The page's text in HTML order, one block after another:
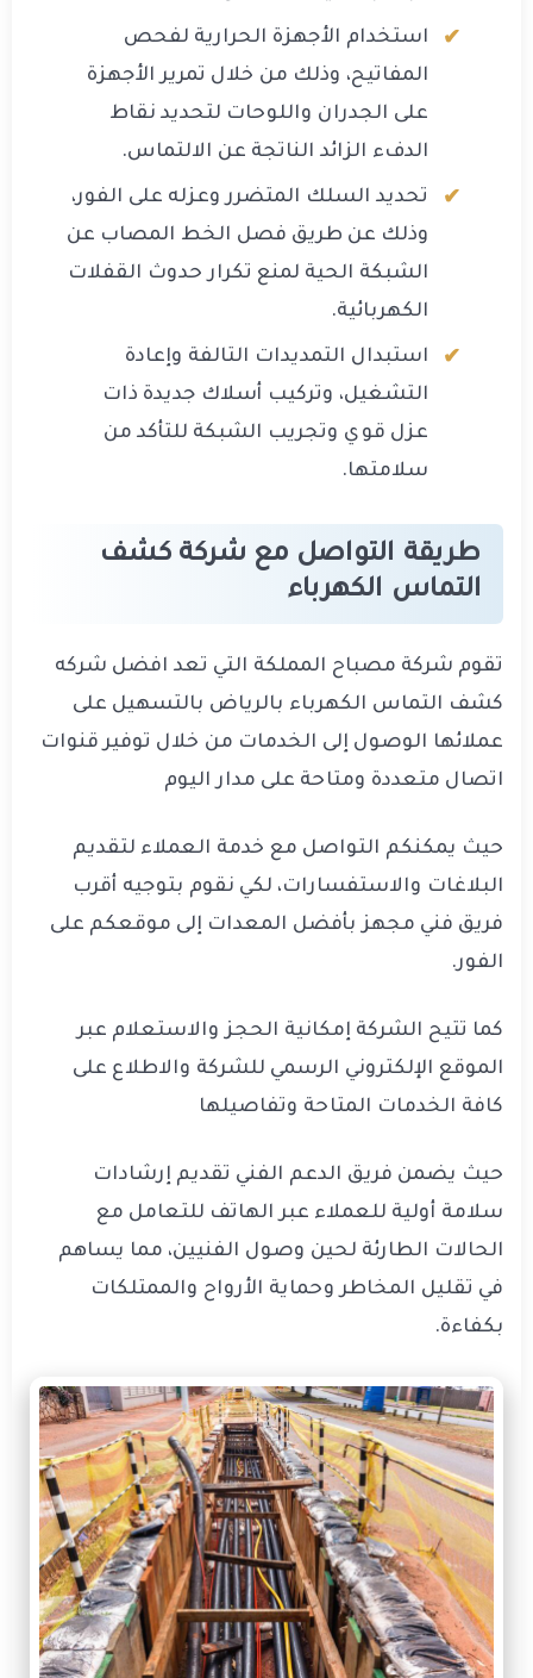
استخدام الأجهزة الحرارية لفحص
المفاتيح، وذلك من خلال تمرير الأجهزة
على الجدران واللوحات لتحديد نقاط
الدفء الزائد الناتجة عن الالتماس.
تحديد السلك المتضرر وعزله على الفور،
وذلك عن طريق فصل الخط المصاب عن
الشبكة الحية لمنع تكرار حدوث القفلات
الكهربائية.
استبدال التمديدات التالفة وإعادة
التشغيل، وتركيب أسلاك جديدة ذات
عزل قوي وتجريب الشبكة للتأكد من
سلامتها.
طريقة التواصل مع شركة كشف
التماس الكهرباء
تقوم شركة مصباح المملكة التي تعد افضل شركه
كشف التماس الكهرباء بالرياض بالتسهيل على
عملائها الوصول إلى الخدمات من خلال توفير قنوات
اتصال متعددة ومتاحة على مدار اليوم
حيث يمكنكم التواصل مع خدمة العملاء لتقديم
البلاغات والاستفسارات، لكي نقوم بتوجيه أقرب
فريق فني مجهز بأفضل المعدات إلى موقعكم على
الفور.
كما تتيح الشركة إمكانية الحجز والاستعلام عبر
الموقع الإلكتروني الرسمي للشركة والاطلاع على
كافة الخدمات المتاحة وتفاصيلها
حيث يضمن فريق الدعم الفني تقديم إرشادات
سلامة أولية للعملاء عبر الهاتف للتعامل مع
الحالات الطارئة لحين وصول الفنيين، مما يساهم
في تقليل المخاطر وحماية الأرواح والممتلكات
بكفاءة.